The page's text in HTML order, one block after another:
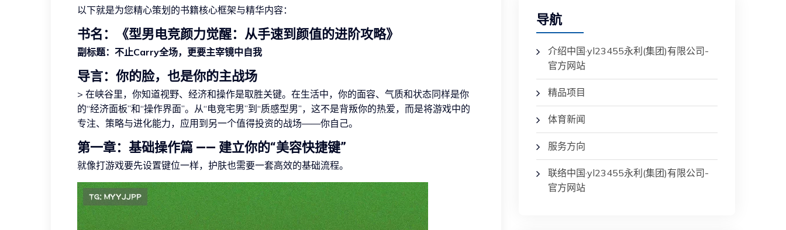
以下就是为您精心策划的书籍核心框架与精华内容：
书名：《型男电竞颜力觉醒：从手速到颜值的进阶攻略》
副标题： 不止Carry全场，更要主宰镜中自我
导言：你的脸，也是你的主战场
> 在峡谷里，你知道视野、经济和操作是取胜关键。在生活中，你的面容、气质和状态同样是你
的“经济面板”和“操作界面”。从“电竞宅男”到“质感型男”，这不是背叛你的热爱，而是将游戏中的
专注、策略与进化能力，应用到另一个值得投资的战场——你自己。
第一章：基础操作篇 —— 建立你的“美容快捷键”
就像打游戏要先设置键位一样，护肤也需要一套高效的基础流程。
导航
介绍中国·yl23455永利(集团)有限公司-
官方网站
精品项目
体育新闻
服务方向
联络中国·yl23455永利(集团)有限公司-
官方网站